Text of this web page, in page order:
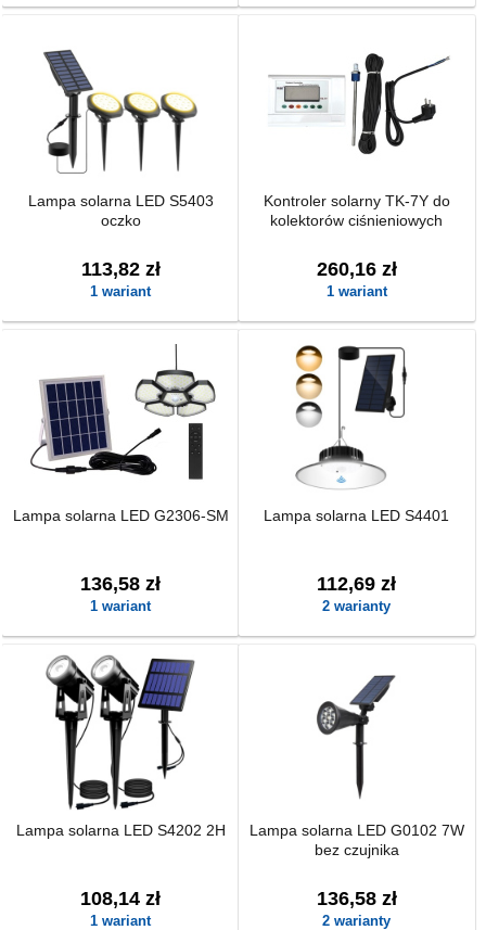
Lampa solarna LED S5403
oczko
113,82 zł
1 wariant
Kontroler solarny TK-7Y do
kolektorów ciśnieniowych
260,16 zł
1 wariant
Lampa solarna LED G2306-SM
136,58 zł
1 wariant
Lampa solarna LED S4401
112,69 zł
2 warianty
Lampa solarna LED S4202 2H
108,14 zł
1 wariant
Lampa solarna LED G0102 7W
bez czujnika
136,58 zł
2 warianty